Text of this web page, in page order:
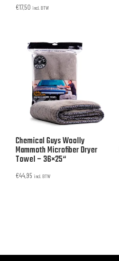
€17,50 incl. BTW
Chemical Guys Woolly
Mammoth Microfiber Dryer
Towel – 36×25“
€44,95 incl. BTW